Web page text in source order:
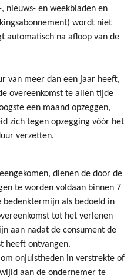
nieuws- en weekbladen en
wordt niet
automatisch na afloop van de
van meer dan een jaar heeft,
overeenkomst te allen tijde
een maand opzeggen,
zich tegen opzegging vóór het
verzetten.
dienen de door de
te worden voldaan binnen 7
bedenktermijn als bedoeld in
tot het verlenen
aan nadat de consument de
heeft ontvangen.
onjuistheden in verstrekte of
aan de ondernemer te